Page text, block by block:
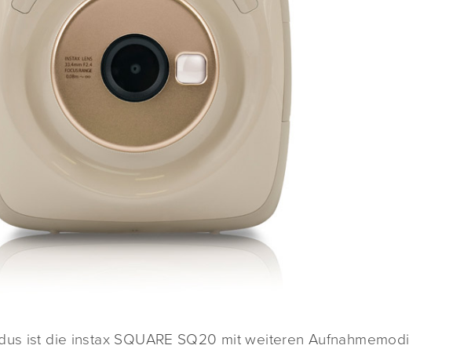
ist die instax SQUARE SQ20 mit weiteren Aufnahmemodi